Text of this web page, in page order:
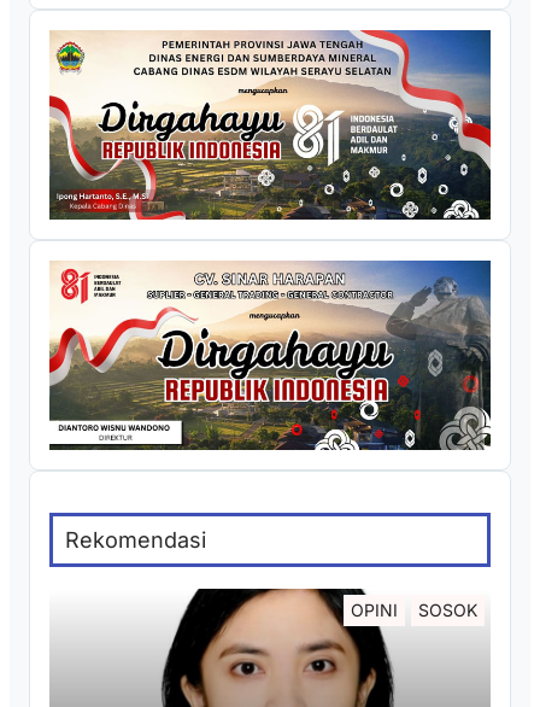
Rekomendasi
OPINI SOSOK